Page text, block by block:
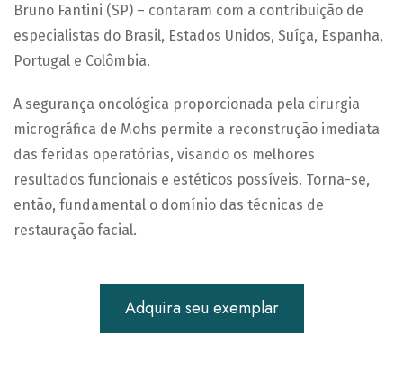
Bruno Fantini (SP) – contaram com a contribuição de
especialistas do Brasil, Estados Unidos, Suíça, Espanha,
Portugal e Colômbia.
A segurança oncológica proporcionada pela cirurgia
micrográfica de Mohs permite a reconstrução imediata
das feridas operatórias, visando os melhores
resultados funcionais e estéticos possíveis. Torna-se,
então, fundamental o domínio das técnicas de
restauração facial.
Adquira seu exemplar